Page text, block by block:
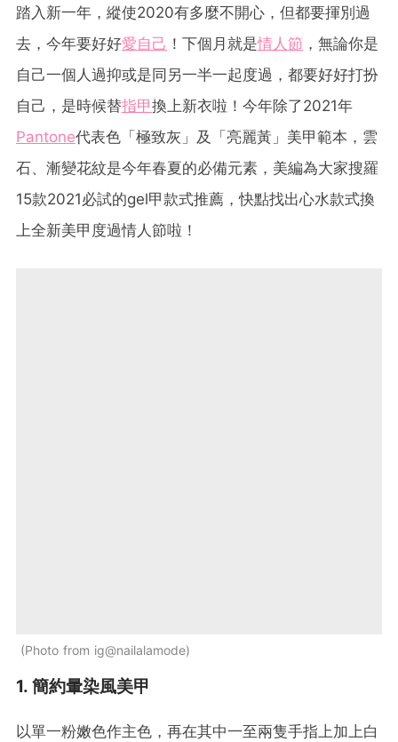
踏入新一年，縱使2020有多麼不開心，但都要揮別過
去，今年要好好愛自己 ！下個月就是情人節 ，無論你是
自己一個人過抑或是同另一半一起度過，都要好好打扮
自己，是時候替指甲換上新衣啦！今年除了2021年
Pantone代表色「極致灰」及「亮麗黃」美甲範本，雲
石、漸變花紋是今年春夏的必備元素，美編為大家搜羅
15款2021必試的gel甲款式推薦，快點找出心水款式換
上全新美甲度過情人節啦！
Photo from ig@nailalamode
1. 簡約暈染風美甲
以單一粉嫩色作主色，再在其中一至兩隻手指上加上白